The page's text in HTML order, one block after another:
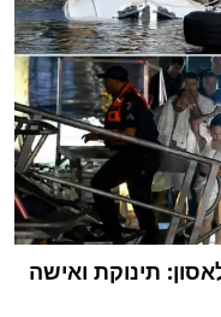
תינוקת ואישה